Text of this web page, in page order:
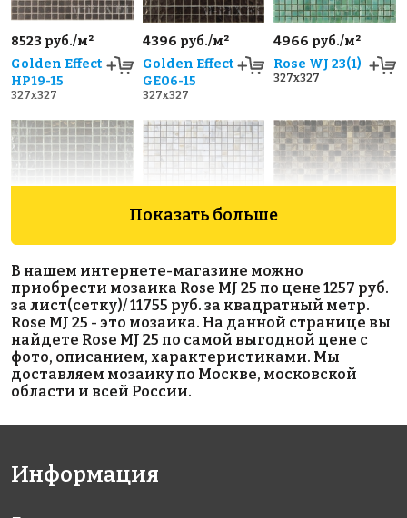
8523 руб./м²
Golden Effect
HP19-15
327x327
4396 руб./м²
Golden Effect
GE06-15
327x327
4966 руб./м²
Rose WJ 23(1)
327x327
Golden Effect
GE02-15
327x327
Rose CWJ
105(2)
327x327
Rose CJ 47(2)
327x327
5666 руб./м²
10884 руб./м²
Показать больше
В нашем интернете-магазине можно
приобрести мозаика Rose MJ 25 по цене 1257 руб.
за лист(сетку)/ 11755 руб. за квадратный метр.
Rose MJ 25 - это мозаика. На данной странице вы
найдете Rose MJ 25 по самой выгодной цене с
фото, описанием, характеристиками. Мы
доставляем мозаику по Москве, московской
области и всей России.
Информация